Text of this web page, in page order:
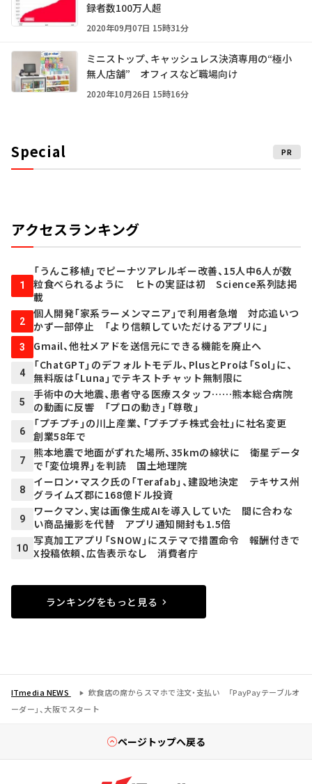
録者数100万人超
2020年09月07日 15時31分
ミニストップ、キャッシュレス決済専用の“極小
無人店舗” オフィスなど職場向け
2020年10月26日 15時16分
Special PR
アクセスランキング
1
「うんこ移植」でピーナツアレルギー改善、15人中6人が数
粒食べられるように ヒトの実証は初 Science系列誌掲
載
2
個人開発「家系ラーメンマニア」で利用者急増 対応追いつ
かず一部停止 「より信頼していただけるアプリに」
3 Gmail、他社メアドを送信元にできる機能を廃止へ
4
「ChatGPT」のデフォルトモデル、PlusとProは「Sol」に、
無料版は「Luna」でテキストチャット無制限に
5
手術中の大地震、患者守る医療スタッフ……熊本総合病院
の動画に反響 「プロの動き」「尊敬」
6
「プチプチ」の川上産業、「プチプチ株式会社」に社名変更
創業58年で
7
熊本地震で地面がずれた場所、35kmの線状に 衛星データ
で「変位境界」を判読 国土地理院
8
イーロン・マスク氏の「Terafab」、建設地決定 テキサス州
グライムズ郡に168億ドル投資
9
ワークマン、実は画像生成AIを導入していた 間に合わな
い商品撮影を代替 アプリ通知開封も1.5倍
10
写真加工アプリ「SNOW」にステマで措置命令 報酬付きで
X投稿依頼、広告表示なし 消費者庁
ランキングをもっと見る
ITmedia NEWS
飲食店の席からスマホで注文・支払い 「PayPayテーブルオ
ーダー」、大阪でスタート
ページトップへ戻る